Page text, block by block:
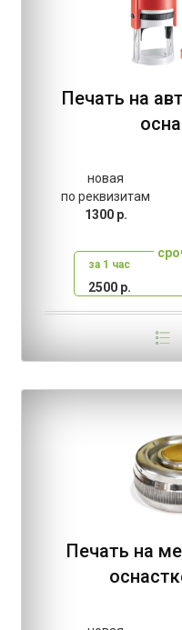
Печать на
новая
по реквизитам
1300 р.
за 1 час
2500 р.
Печать на